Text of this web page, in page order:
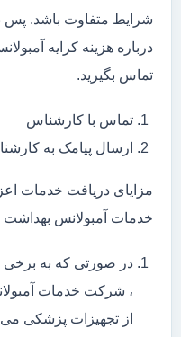
شرایط متفاوت باشد. پس
درباره هزینه کرایه
تماس بگیرید.
تماس با کارشناس
ارسال پیامک به
مزایای دریافت خدمات
خدمات آمبولانس بهداشت
در صورتی که به برخی
، شرکت خدمات
از تجهیزات پزشکی